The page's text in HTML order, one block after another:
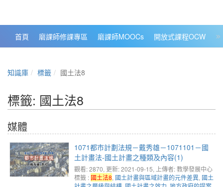
首頁 磨課師修課專區 磨課師MOOCs 開放式課程OCW
知識庫 標籤 國土法8
標籤: 國土法8
媒體
1071都市計劃法規－戴秀雄－1071101－國
土計畫法-國土計畫之種類及內容(1)
觀看: 2870, 更新: 2021-09-15, 上傳者: 教學發展中心
標籤 : 國土法8, 國土計畫與區域計畫的元件差異, 國土